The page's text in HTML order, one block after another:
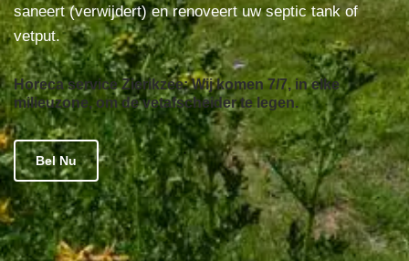
saneert (verwijdert) en renoveert uw septic tank of
vetput.
Horeca service Zierikzee: Wij komen 7/7, in elke
milieuzone, om de vetafscheider te legen.
Bel Nu